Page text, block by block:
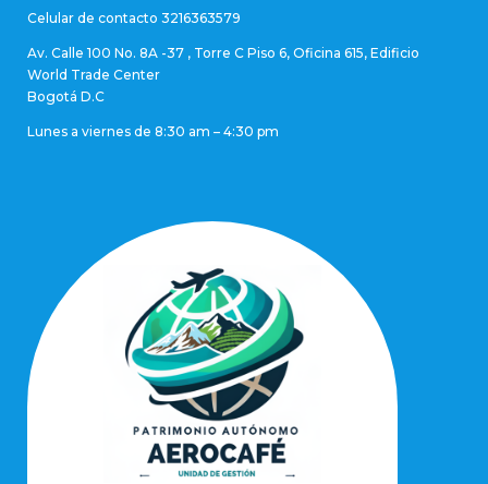
Celular de contacto 3216363579
Av. Calle 100 No. 8A -37 , Torre C Piso 6, Oficina 615, Edificio
World Trade Center
Bogotá D.C
Lunes a viernes de 8:30 am – 4:30 pm